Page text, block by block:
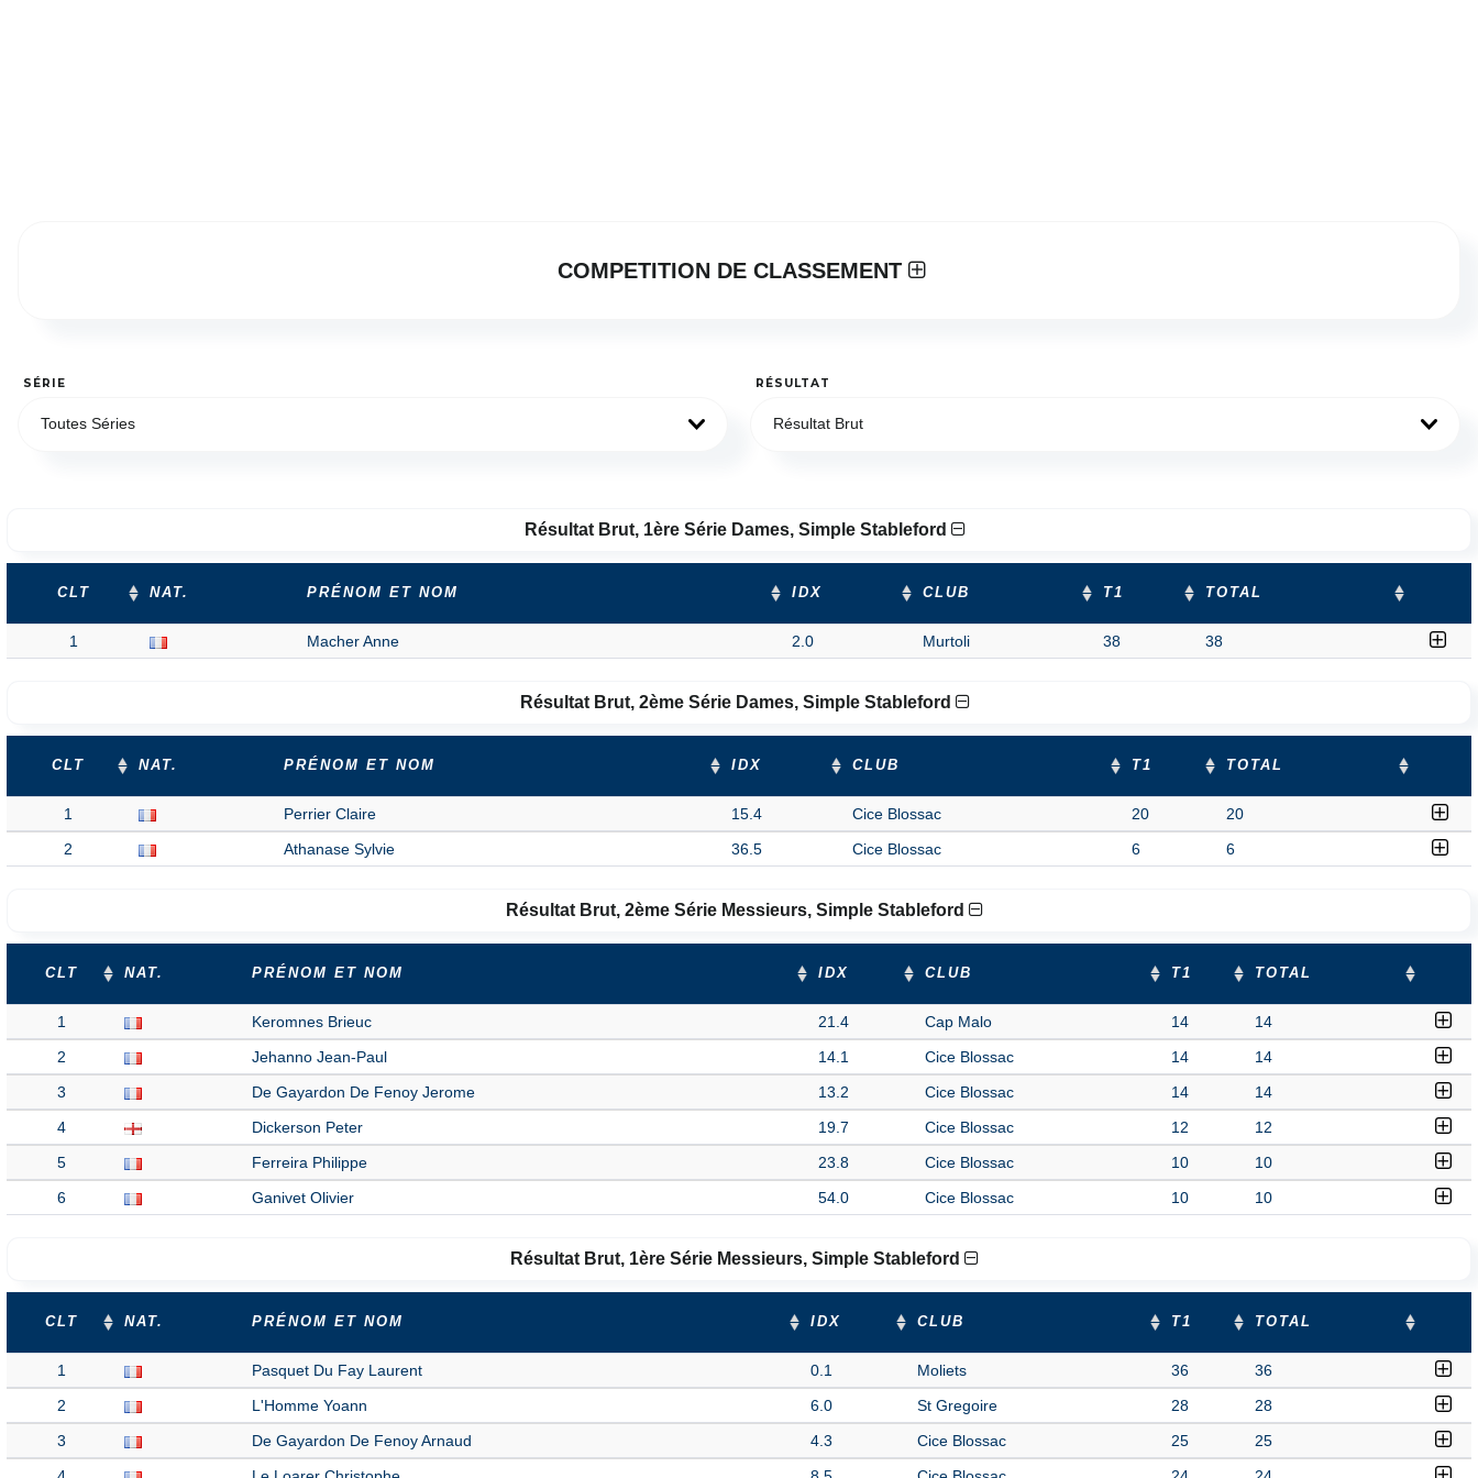
COMPETITION DE CLASSEMENT
SÉRIE
Toutes Séries
RÉSULTAT
Résultat Brut
Résultat Brut, 1ère Série Dames, Simple Stableford
CLT NAT. PRÉNOM ET NOM IDX CLUB T1 TOTAL
1 Macher Anne 2.0 Murtoli 38 38
Résultat Brut, 2ème Série Dames, Simple Stableford
CLT NAT. PRÉNOM ET NOM IDX CLUB T1 TOTAL
1 Perrier Claire 15.4 Cice Blossac 20
20
2
Athanase Sylvie 36.5 Cice Blossac 6 6
Résultat Brut, 2ème Série Messieurs, Simple Stableford
CLT NAT. PRÉNOM ET NOM IDX CLUB T1 TOTAL
1 Keromnes Brieuc 21.4 Cap Malo 14
14
2
Jehanno Jean-Paul 14.1 Cice Blossac 14
14
3
De Gayardon De Fenoy Jerome 13.2 Cice Blossac 14
14
4
Dickerson Peter 19.7 Cice Blossac 12
12
5
Ferreira Philippe 23.8 Cice Blossac 10
10
6
Ganivet Olivier 54.0 Cice Blossac 10 10
Résultat Brut, 1ère Série Messieurs, Simple Stableford
CLT NAT. PRÉNOM ET NOM IDX CLUB T1 TOTAL
1 Pasquet Du Fay Laurent 0.1 Moliets 36
36
2
L'Homme Yoann 6.0 St Gregoire 28
28
3
De Gayardon De Fenoy Arnaud 4.3 Cice Blossac 25
25